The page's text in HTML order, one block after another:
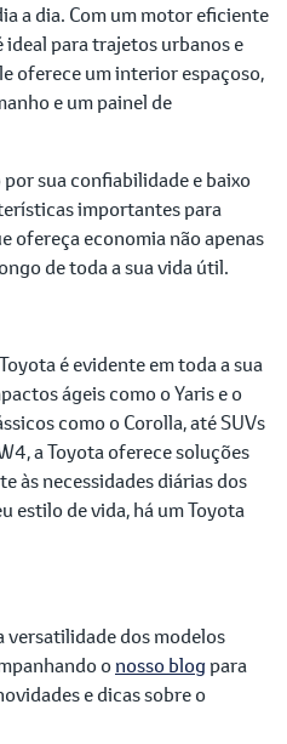
a dia. Com um motor eficiente
ideal para trajetos urbanos e
oferece um interior espaçoso,
e um painel de
sua confiabilidade e baixo
importantes para
ofereça economia não apenas
de toda a sua vida útil.
é evidente em toda a sua
ágeis como o Yaris e o
como o Corolla, até SUVs
a Toyota oferece soluções
às necessidades diárias dos
estilo de vida, há um Toyota
versatilidade dos modelos
o nosso blogpara
e dicas sobre o